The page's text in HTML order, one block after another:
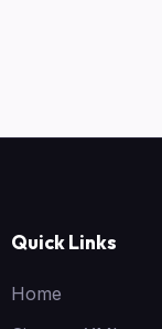
Quick Links
Home